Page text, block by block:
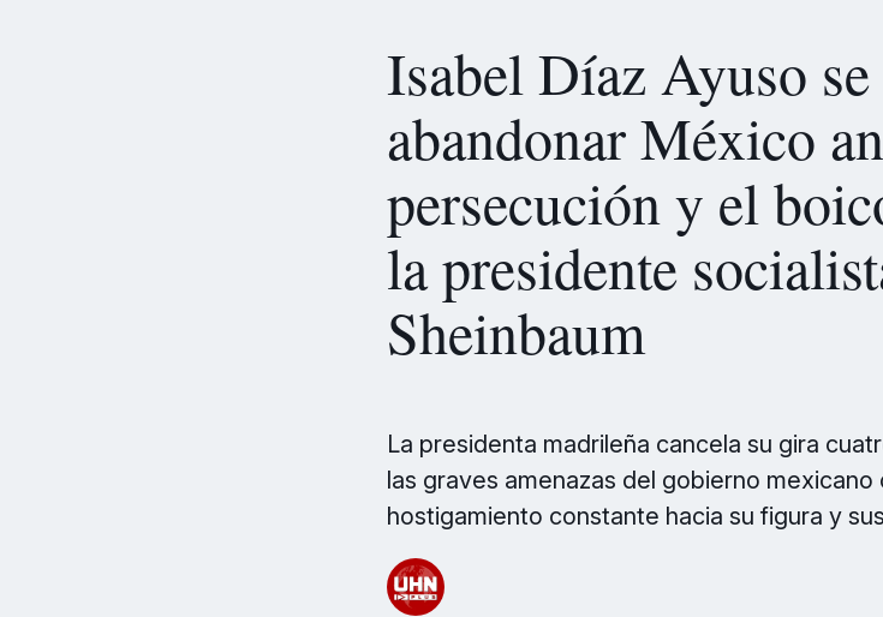
Isabel Díaz Ayuso
abandonar México
persecución y el
la presidente
Sheinbaum
La presidenta madrileña cancela su gira
las graves amenazas del gobierno
hostigamiento constante hacia su figura y